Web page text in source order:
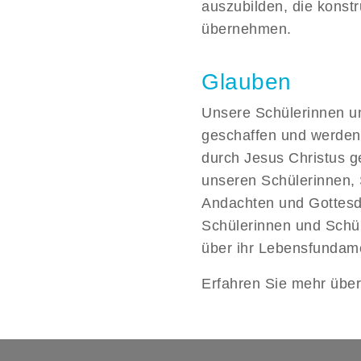
auszubilden, die
übernehmen.
Glauben
Unsere Schülerinnen
geschaffen und
durch Jesus Christus
unseren
Andachten und
Schülerinnen und
über ihr
Erfahren Sie mehr